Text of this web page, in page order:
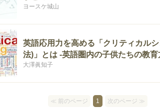
ヨースケ城山
英語応用力を高める「クリティカル
法)」とは -英語圏内の子供たちの教育
大澤眞知子
≪ 前のページ 1 次のページ ≫